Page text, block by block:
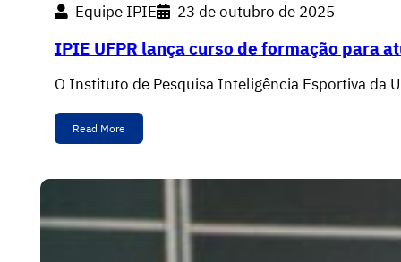
Equipe IPIE 23 de outubro de 2025
IPIE UFPR lança curso de formação para
O Instituto de Pesquisa Inteligência Esportiva da
Read More